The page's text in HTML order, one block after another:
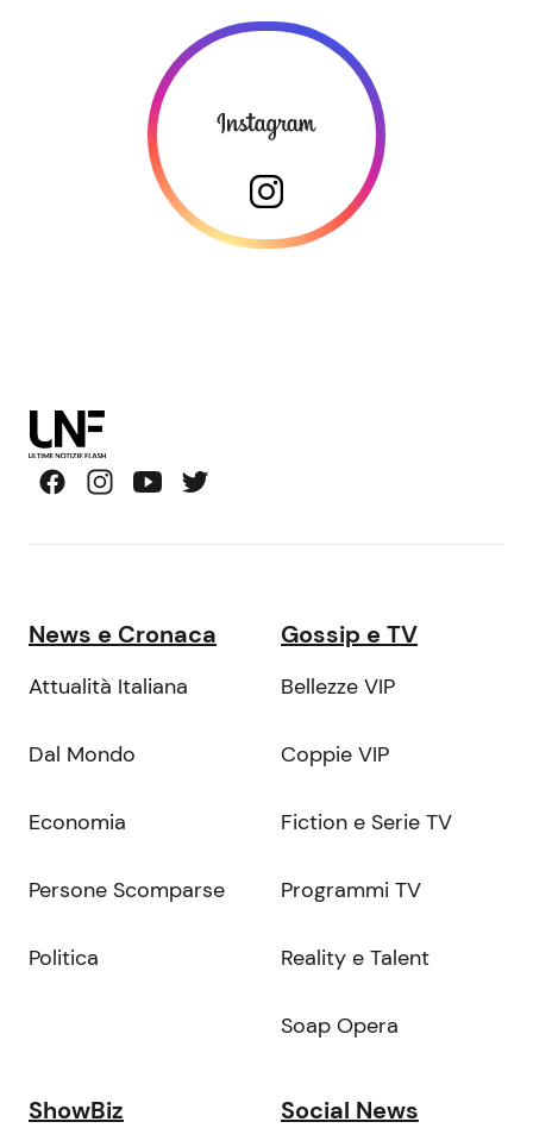
News e Cronaca
Attualità Italiana
Dal Mondo
Economia
Persone Scomparse
Politica
Gossip e TV
Bellezze VIP
Coppie VIP
Fiction e Serie TV
Programmi TV
Reality e Talent
Soap Opera
ShowBiz Social News